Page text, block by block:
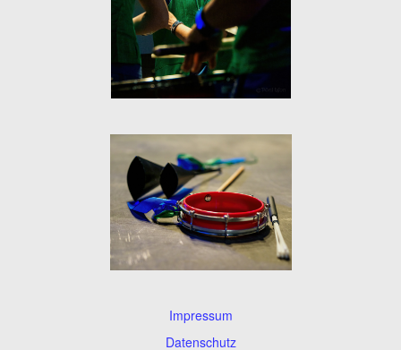
Impressum
Datenschutz